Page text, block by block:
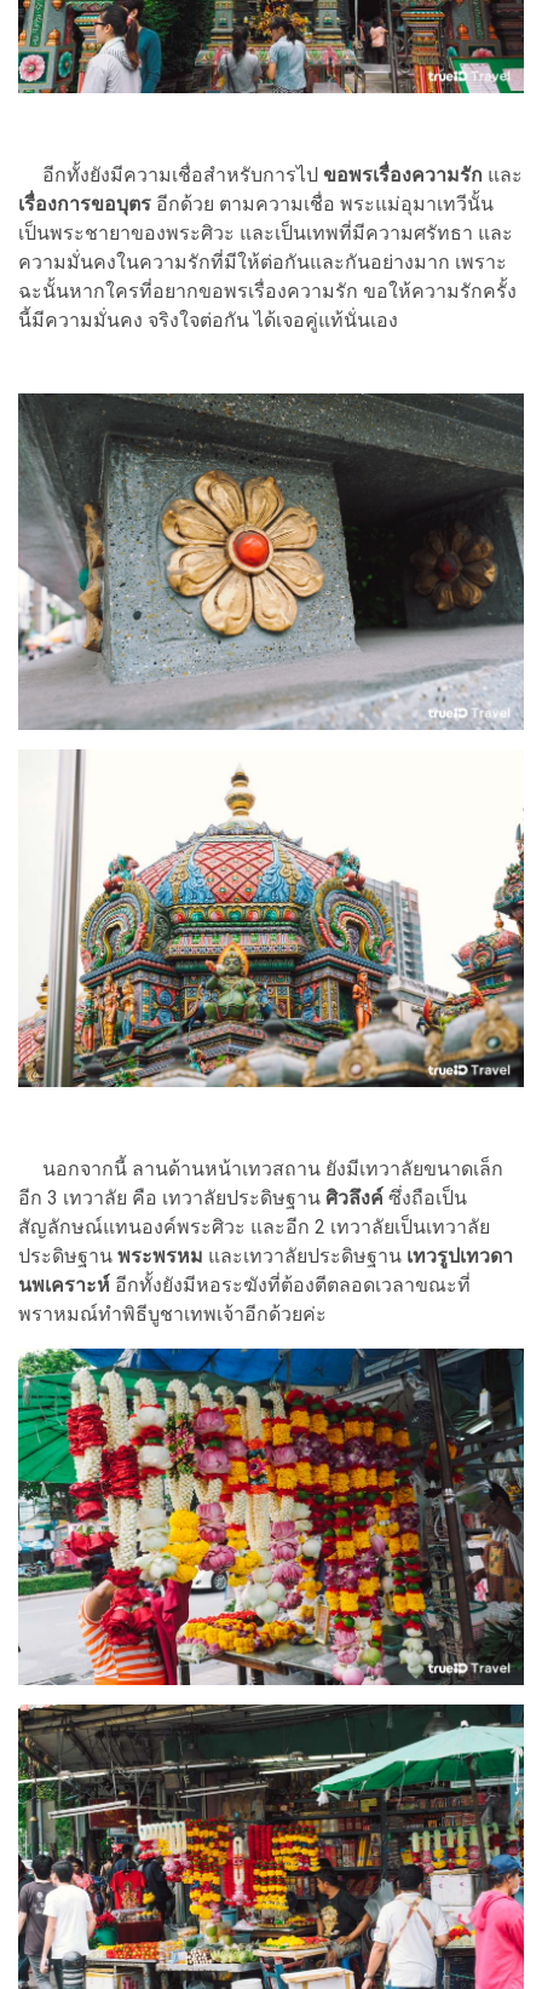
อีกทั้งยังมีความเชื่อสำหรับการไป ขอพรเรื่องความรัก และ
เรื่องการขอบุตร อีกด้วย ตามความเชื่อ พระแม่อุมาเทวีนั้น
เป็นพระชายาของพระศิวะ และเป็นเทพที่มีความศรัทธา และ
ความมั่นคงในความรักที่มีให้ต่อกันและกันอย่างมาก เพราะ
ฉะนั้นหากใครที่อยากขอพรเรื่องความรัก ขอให้ความรักครั้ง
นี้มีความมั่นคง จริงใจต่อกัน ได้เจอคู่แท้นั่นเอง
นอกจากนี้ ลานด้านหน้าเทวสถาน ยังมีเทวาลัยขนาดเล็ก
อีก 3 เทวาลัย คือ เทวาลัยประดิษฐาน ศิวลึงค์ ซึ่งถือเป็น
สัญลักษณ์แทนองค์พระศิวะ และอีก 2 เทวาลัยเป็นเทวาลัย
ประดิษฐาน พระพรหม และเทวาลัยประดิษฐาน เทวรูปเทวดา
นพเคราะห์ อีกทั้งยังมีหอระฆังที่ต้องตีตลอดเวลาขณะที่
พราหมณ์ทำพิธีบูชาเทพเจ้าอีกด้วยค่ะ